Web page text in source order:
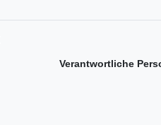
Verantwortliche